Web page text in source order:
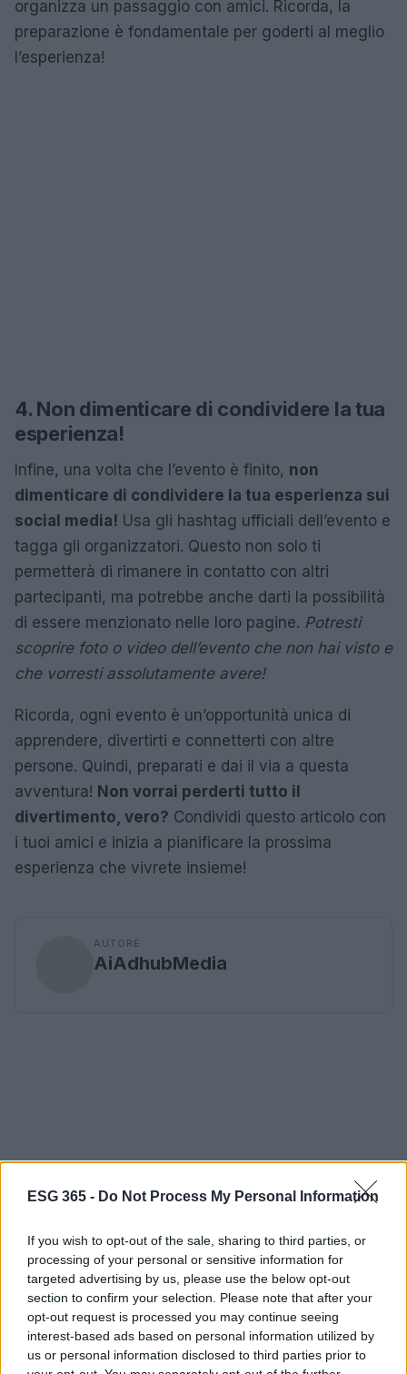
ESG 365 - Do Not Process My Personal Information
If you wish to opt-out of the sale, sharing to third parties, or
processing of your personal or sensitive information for
targeted advertising by us, please use the below opt-out
section to confirm your selection. Please note that after your
opt-out request is processed you may continue seeing
interest-based ads based on personal information utilized by
us or personal information disclosed to third parties prior to
organizza un passaggio con amici. Ricorda, la
preparazione è fondamentale per goderti al meglio
l’esperienza!
4. Non dimenticare di condividere la tua
esperienza!
Infine, una volta che l’evento è finito, non
dimenticare di condividere la tua esperienza sui
social media! Usa gli hashtag ufficiali dell’evento e
tagga gli organizzatori. Questo non solo ti
permetterà di rimanere in contatto con altri
partecipanti, ma potrebbe anche darti la possibilità
di essere menzionato nelle loro pagine. Potresti
scoprire foto o video dell’evento che non hai visto e
che vorresti assolutamente avere!
Ricorda, ogni evento è un’opportunità unica di
apprendere, divertirti e connetterti con altre
persone. Quindi, preparati e dai il via a questa
avventura! Non vorrai perderti tutto il
divertimento, vero? Condividi questo articolo con
i tuoi amici e inizia a pianificare la prossima
esperienza che vivrete insieme!
AUTORE
AiAdhubMedia